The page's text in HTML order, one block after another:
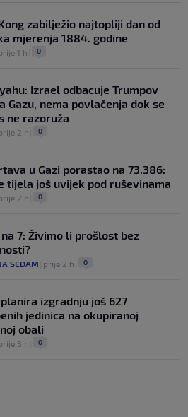
zabilježio najtopliji dan od
mjerenja 1884. godine
1 h 0
Izrael odbacuje Trumpov
Gazu, nema povlačenja dok se
ne razoruža
2 h 0
u Gazi porastao na 73.386:
tijela još uvijek pod ruševinama
2 h 0
7: Živimo li prošlost bez
SEDAM prije 2 h 0
izgradnju još 627
jedinica na okupiranoj
obali
3 h 0